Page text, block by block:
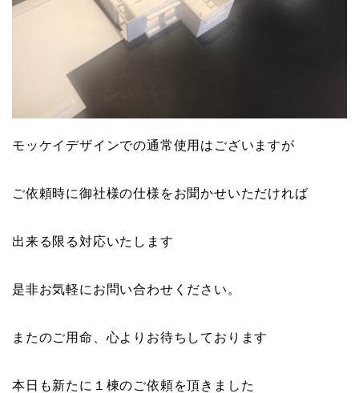
モッケイデザインでの通常使用はございますが
ご依頼時に御社様の仕様をお聞かせいただければ
出来る限る対応いたします
是非お気軽にお問い合わせください。
またのご用命、心よりお待ちしております
本日も新たに１棟のご依頼を頂きました